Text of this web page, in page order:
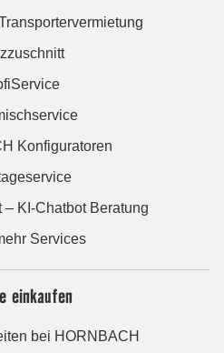
Konfiguratoren
– KI-Chatbot Beratung
Services
einkaufen
bei HORNBACH